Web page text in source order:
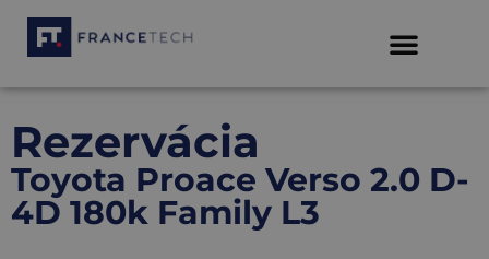
Rezervácia
Toyota Proace Verso 2.0 D-
4D 180k Family L3